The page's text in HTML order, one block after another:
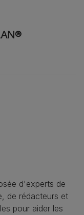
d'experts de
de rédacteurs et
pour aider les